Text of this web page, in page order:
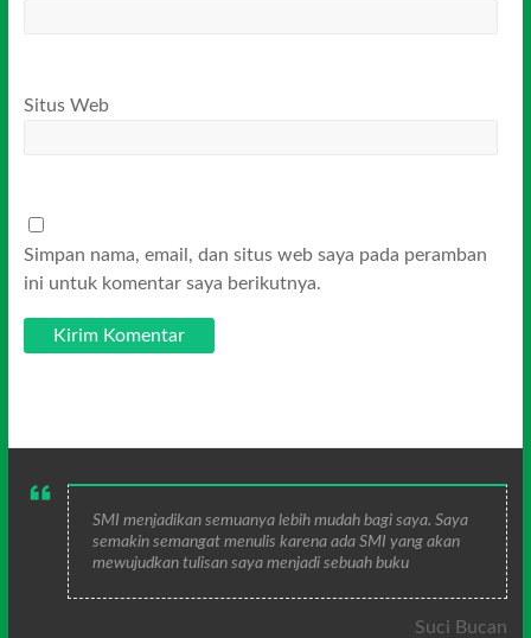
Situs Web
Simpan nama, email, dan situs web saya pada peramban
ini untuk komentar saya berikutnya.
SMI menjadikan semuanya lebih mudah bagi saya. Saya
semakin semangat menulis karena ada SMI yang akan
mewujudkan tulisan saya menjadi sebuah buku
Suci Bucan